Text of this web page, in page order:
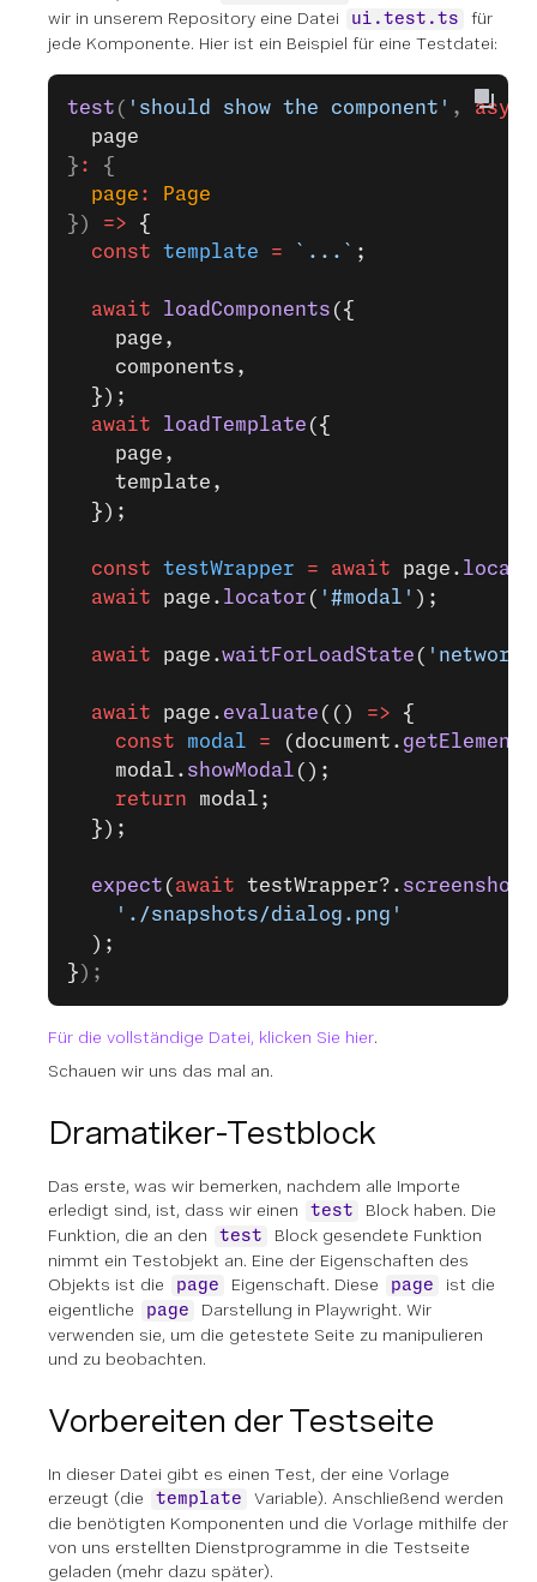
wir in unserem Repository eine Datei
ui.test.ts
für
jede Komponente. Hier ist ein Beispiel für eine Testdatei:
test ( 'should show the component' , async
  page
} :
{
  page
:
Page
}) => {
  const
template = `...` ;
  await
loadComponents ({
    page,
    components,
  });
  await
loadTemplate ({
    page,
    template,
  });
  const
testWrapper = await page.
  await
page. locator ( '#modal' );
  await
page.waitForLoadState (
  await
page. evaluate (() => {
    const
modal = (document.
    modal.
showModal ();
    return
modal;
  });
  expect
( await testWrapper?. screenshot
    './snapshots/dialog.png'
  );
} );
Für die vollständige Datei, klicken Sie hier.
Schauen wir uns das mal an.
Dramatiker-Testblock
Das erste, was wir bemerken, nachdem alle Importe
erledigt sind, ist, dass wir einen
test
Block haben. Die
Funktion, die an den
test
Block gesendete Funktion
nimmt ein Testobjekt an. Eine der Eigenschaften des
Objekts ist die
page Eigenschaft. Diese page
ist die
eigentliche
page
Darstellung in Playwright. Wir
verwenden sie, um die getestete Seite zu manipulieren
und zu beobachten.
Vorbereiten der Testseite
In dieser Datei gibt es einen Test, der eine Vorlage
erzeugt (die
template
Variable). Anschließend werden
die benötigten Komponenten und die Vorlage mithilfe der
von uns erstellten Dienstprogramme in die Testseite
geladen (mehr dazu später).